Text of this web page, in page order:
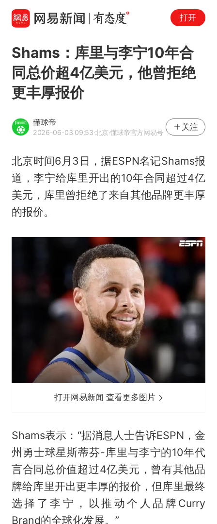
打开
Shams：库里与李宁10年合
同总价超4亿美元，他曾拒绝
更丰厚报价
懂球帝
2026-06-03 09:53·北京·懂球帝官方网易号
关注
北京时间6月3日，据ESPN名记Shams报
道，李宁给库里开出的10年合同超过4亿
美元，库里曾拒绝了来自其他品牌更丰厚
的报价。
打开网易新闻 查看更多图片
Shams表示：“据消息人士告诉ESPN，金
州勇士球星斯蒂芬-库里与李宁的10年代
言合同总价值超过4亿美元，曾有其他品
牌给库里开出更丰厚的报价，但库里最终
选择了李宁，以推动个人品牌Curry
Brand的全球化发展。”